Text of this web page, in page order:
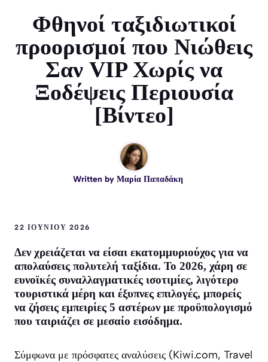
Φθηνοί ταξιδιωτικοί
προορισμοί που Νιώθεις
Σαν VIP Χωρίς να
Ξοδέψεις Περιουσία
[Βίντεο]
Written by Μαρία Παπαδάκη
22 ΙΟΥΝΊΟΥ 2026
Δεν χρειάζεται να είσαι εκατομμυριούχος για να
απολαύσεις πολυτελή ταξίδια. Το 2026, χάρη σε
ευνοϊκές συναλλαγματικές ισοτιμίες, λιγότερο
τουριστικά μέρη και έξυπνες επιλογές, μπορείς
να ζήσεις εμπειρίες 5 αστέρων με προϋπολογισμό
που ταιριάζει σε μεσαίο εισόδημα.
Σύμφωνα με πρόσφατες αναλύσεις (Kiwi.com, Travel